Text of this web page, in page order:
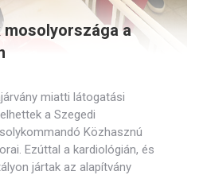
a
miatti látogatási
a Szegedi
Közhasznú
Ezúttal a kardiológián, és
jártak az alapítvány